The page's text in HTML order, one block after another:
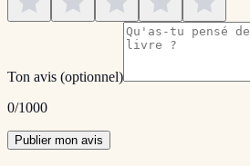
Ton avis (optionnel)
0/1000
Publier mon avis